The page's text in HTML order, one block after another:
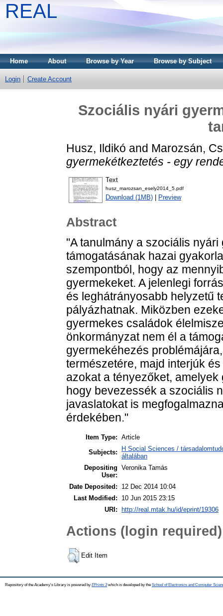
REAL
Home About Browse by Year Browse by Subject
Login Create Account
Szociális nyári
Husz, Ildikó and Marozsán,
gyermekétkeztetés - egy
Text
husz_marozsan_esely2014_5.pdf
Download (1MB) Preview
Abstract
"A tanulmány a szociális
támogatásának hazai
szempontból, hogy az
gyermekeket. A jelenlegi
és leghátrányosabb helyzetű
pályázhatnak. Miközben
gyermekes családok
önkormányzat nem él a
gyermekéhezés
természetére, majd interjúk
azokat a tényezőket,
hogy bevezessék a szociális
javaslatokat is
érdekében."
Item Type: Article
Subjects:
H Social Sciences /
általában
Depositing
User:
Veronika Tamás
Date Deposited:
12 Dec 2014 10:04
Last Modified:
10 Jun 2015 23:15
URI: http://real.mtak.hu/id/eprint/19306
Actions (login required)
Edit Item
Repository of the Academy's Library is powered by EPrints 3which is developed by the School of Electronics and Computer